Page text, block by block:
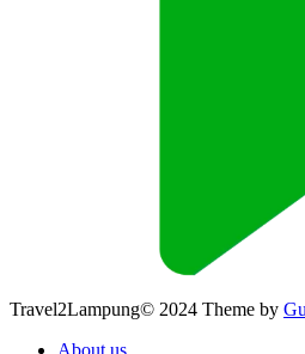
Travel2Lampung© 2024 Theme by
About us